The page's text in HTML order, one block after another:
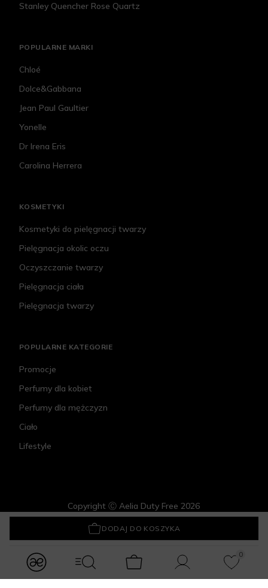
modules.Navbar.menuLabels.logo
modules.Navbar.menuLabels.menuWithSearch
Koszyk Konto
0
Ulubione
DODAJ DO KOSZYKA
Kenzo Flower Poppy Bouquet
Stanley Quencher Rose Quartz
POPULARNE MARKI
Chloé
Dolce&Gabbana
Jean Paul Gaultier
Yonelle
Dr Irena Eris
Carolina Herrera
KOSMETYKI
Kosmetyki do pielęgnacji twarzy
Pielęgnacja okolic oczu
Oczyszczanie twarzy
Pielęgnacja ciała
Pielęgnacja twarzy
POPULARNE KATEGORIE
Promocje
Perfumy dla kobiet
Perfumy dla mężczyzn
Ciało
Lifestyle
Copyright Ⓒ Aelia Duty Free 2026